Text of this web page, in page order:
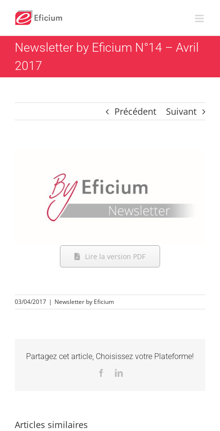
contenu
Newsletter by Eficium N°14 – Avril
2017
Précédent Suivant
Lire la version PDF
03/04/2017 | Newsletter by Eficium
Partagez cet article, Choisissez votre Plateforme!
FacebookLinkedIn
Articles similaires